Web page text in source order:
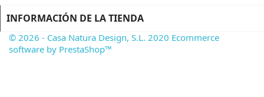
INFORMACIÓN DE LA TIENDA
© 2026 - Casa Natura Design, S.L. 2020 Ecommerce
software by PrestaShop™